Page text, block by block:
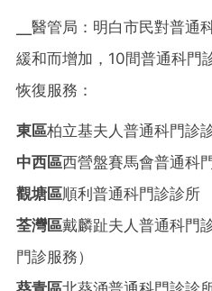
╴醫管局：明白市民對普通
緩和而增加，10間普通科門
恢復服務：
東區柏立基夫人普通科門診
中西區西營盤賽馬會普通科
觀塘區順利普通科門診診所
荃灣區戴麟趾夫人普通科門
門診服務）